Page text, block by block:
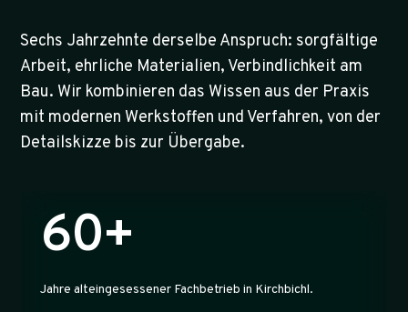
Sechs Jahrzehnte derselbe Anspruch: sorgfältige
Arbeit, ehrliche Materialien, Verbindlichkeit am
Bau. Wir kombinieren das Wissen aus der Praxis
mit modernen Werkstoffen und Verfahren, von der
Detailskizze bis zur Übergabe.
60+
Jahre alteingesessener Fachbetrieb in Kirchbichl.